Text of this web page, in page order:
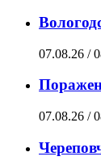
07.08.26 /
07.08.26 /